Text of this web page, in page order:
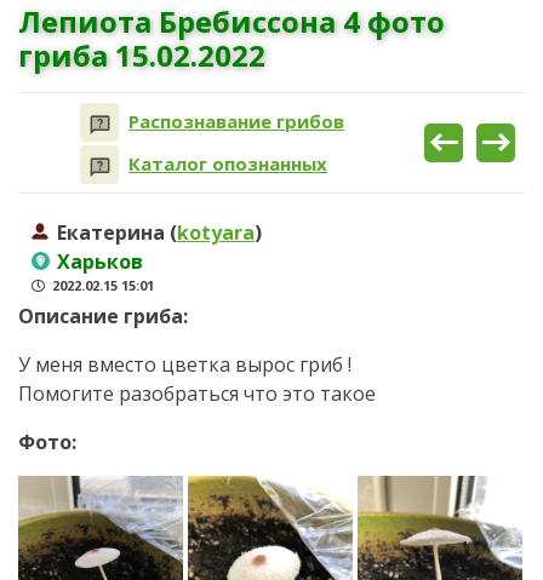
Лепиота Бребиссона 4 фото
гриба 15.02.2022
Распознавание грибов
Каталог опознанных
Екатерина (kotyara)
Харьков
2022.02.15 15:01
Описание гриба:
У меня вместо цветка вырос гриб !
Помогите разобраться что это такое
Фото: